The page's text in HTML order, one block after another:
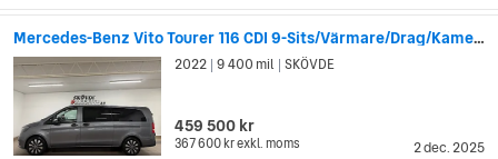
Mercedes-Benz Vito Tourer 116 CDI 9-Sits/Värmare/Drag/Kamera
2 dec. 2025
2022 9 400 mil SKÖVDE
459 500 kr
367 600 krexkl. moms